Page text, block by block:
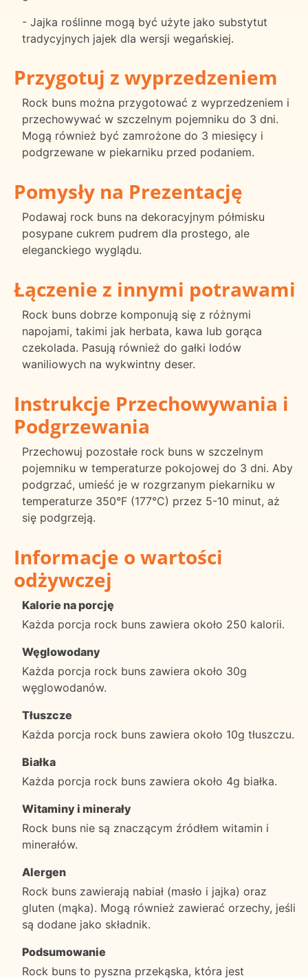
- Jajka roślinne mogą być użyte jako substytut
tradycyjnych jajek dla wersji wegańskiej.
Przygotuj z wyprzedzeniem
Rock buns można przygotować z wyprzedzeniem i
przechowywać w szczelnym pojemniku do 3 dni.
Mogą również być zamrożone do 3 miesięcy i
podgrzewane w piekarniku przed podaniem.
Pomysły na Prezentację
Podawaj rock buns na dekoracyjnym półmisku
posypane cukrem pudrem dla prostego, ale
eleganckiego wyglądu.
Łączenie z innymi potrawami
Rock buns dobrze komponują się z różnymi
napojami, takimi jak herbata, kawa lub gorąca
czekolada. Pasują również do gałki lodów
waniliowych na wykwintny deser.
Instrukcje Przechowywania i
Podgrzewania
Przechowuj pozostałe rock buns w szczelnym
pojemniku w temperaturze pokojowej do 3 dni. Aby
podgrzać, umieść je w rozgrzanym piekarniku w
temperaturze 350°F (177°C) przez 5-10 minut, aż
się podgrzeją.
Informacje o wartości
odżywczej
Kalorie na porcję
Każda porcja rock buns zawiera około 250 kalorii.
Węglowodany
Każda porcja rock buns zawiera około 30g
węglowodanów.
Tłuszcze
Każda porcja rock buns zawiera około 10g tłuszczu.
Białka
Każda porcja rock buns zawiera około 4g białka.
Witaminy i minerały
Rock buns nie są znaczącym źródłem witamin i
minerałów.
Alergen
Rock buns zawierają nabiał (masło i jajka) oraz
gluten (mąka). Mogą również zawierać orzechy, jeśli
są dodane jako składnik.
Podsumowanie
Rock buns to pyszna przekąska, która jest